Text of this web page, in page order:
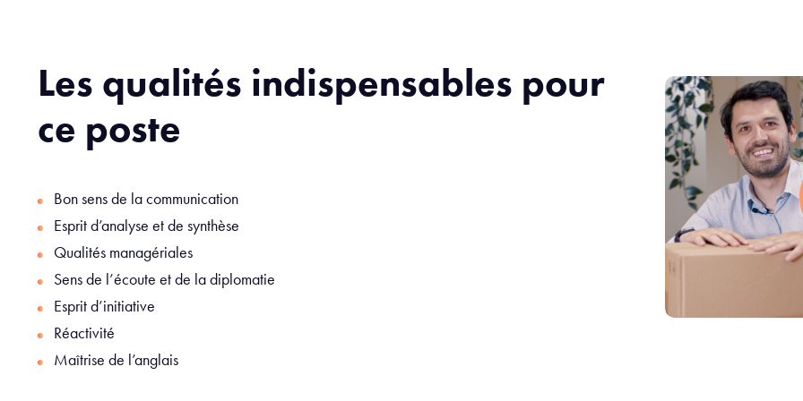
Les qualités indispensables pour
ce poste
Bon sens de la communication
Esprit d’analyse et de synthèse
Qualités managériales
Sens de l’écoute et de la diplomatie
Esprit d’initiative
Réactivité
Maîtrise de l’anglais